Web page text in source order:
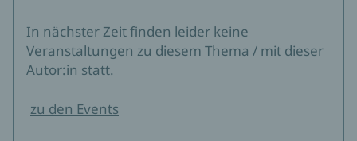
In nächster Zeit finden leider keine
Veranstaltungen zu diesem Thema / mit dieser
Autor:in statt.
zu den Events